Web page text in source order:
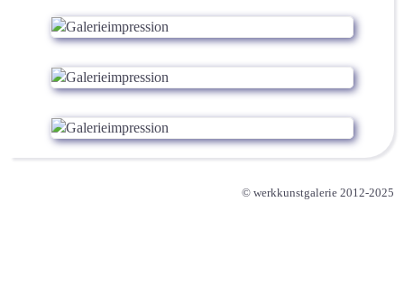
© werkkunstgalerie 2012-2025